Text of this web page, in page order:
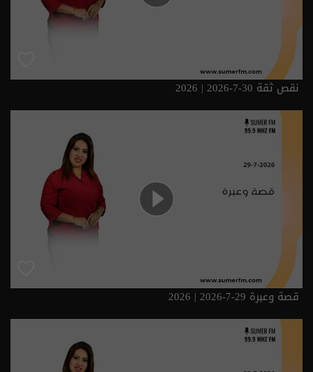
نقص ثقة 30-7-2026 | 2026
قصة وعبرة 29-7-2026 | 2026